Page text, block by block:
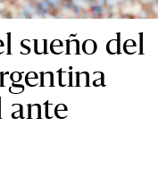
sueño del
ante